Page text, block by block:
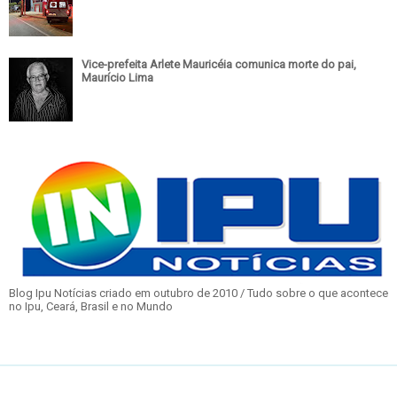
Vice-prefeita Arlete Mauricéia comunica morte do pai,
Maurício Lima
Blog Ipu Notícias criado em outubro de 2010 / Tudo sobre o que acontece
no Ipu, Ceará, Brasil e no Mundo